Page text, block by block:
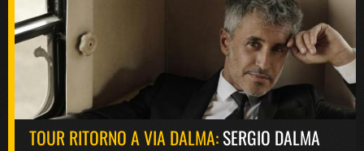
TOUR RITORNO A VIA DALMA:SERGIO DALMA